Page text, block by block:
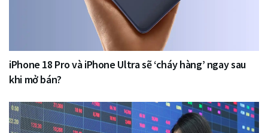
iPhone 18 Pro và iPhone Ultra sẽ ‘cháy hàng’ ngay sau
khi mở bán?